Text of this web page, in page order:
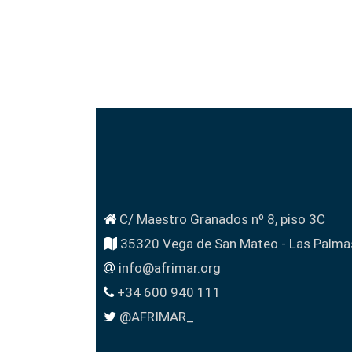
C/ Maestro Granados nº 8, piso 3C
35320 Vega de San Mateo - Las
info@afrimar.org
+34 600 940 111
@AFRIMAR_